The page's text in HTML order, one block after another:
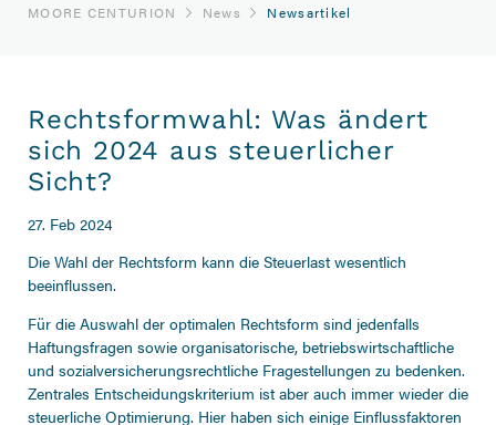
MOORE CENTURION News Newsartikel
Rechtsformwahl: Was ändert
sich 2024 aus steuerlicher
Sicht?
27. Feb 2024
Die Wahl der Rechtsform kann die Steuerlast wesentlich
beeinflussen.
Für die Auswahl der optimalen Rechtsform sind jedenfalls
Haftungsfragen sowie organisatorische, betriebswirtschaftliche
und sozialversicherungsrechtliche Fragestellungen zu bedenken.
Zentrales Entscheidungskriterium ist aber auch immer wieder die
steuerliche Optimierung. Hier haben sich einige Einflussfaktoren